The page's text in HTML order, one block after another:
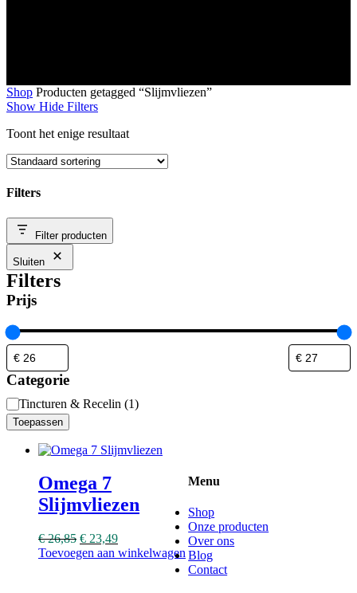
Shop Producten getagged “Slijmvliezen”
Show Hide Filters
Toont het enige resultaat
Filters
Close
FiltersFilter producten
Sluiten
Filters
Prijs
Categorie
Categorie
Tincturen & Recelin (1)
Toepassen
Omega 7
Slijmvliezen
€26,85 € 23,49
Toevoegen aan winkelwagen
Menu
Shop
Onze producten
Over ons
Blog
Contact